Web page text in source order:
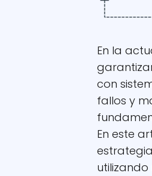
En la
con
fallos y
En este
utilizando